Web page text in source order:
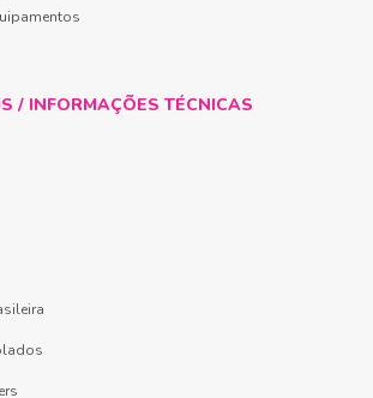
/ INFORMAÇÕES TÉCNICAS